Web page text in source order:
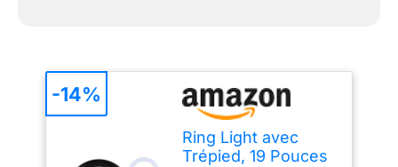
Ring Light avec
Trépied, 19 Pouces
-14%